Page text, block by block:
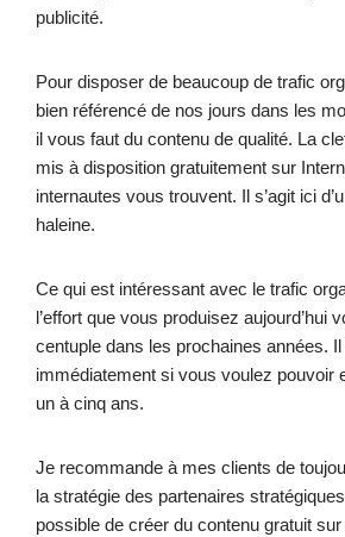
publicité.
Pour disposer de beaucoup de trafic
bien référencé de nos jours dans les
il vous faut du contenu de qualité. La
mis à disposition gratuitement sur
internautes vous trouvent. Il s’agit ici
haleine.
Ce qui est intéressant avec le trafic
l’effort que vous produisez aujourd’hui
centuple dans les prochaines années.
immédiatement si vous voulez pouvoir
un à cinq ans.
Je recommande à mes clients de
la stratégie des partenaires
possible de créer du contenu gratuit